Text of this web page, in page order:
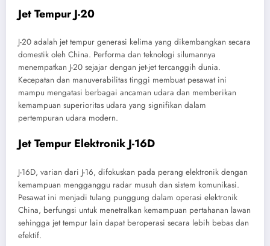
Jet Tempur J-20
J-20 adalah jet tempur generasi kelima yang dikembangkan secara
domestik oleh China. Performa dan teknologi silumannya
menempatkan J-20 sejajar dengan jet-jet tercanggih dunia.
Kecepatan dan manuverabilitas tinggi membuat pesawat ini
mampu mengatasi berbagai ancaman udara dan memberikan
kemampuan superioritas udara yang signifikan dalam
pertempuran udara modern.
Jet Tempur Elektronik J-16D
J-16D, varian dari J-16, difokuskan pada perang elektronik dengan
kemampuan mengganggu radar musuh dan sistem komunikasi.
Pesawat ini menjadi tulang punggung dalam operasi elektronik
China, berfungsi untuk menetralkan kemampuan pertahanan lawan
sehingga jet tempur lain dapat beroperasi secara lebih bebas dan
efektif.